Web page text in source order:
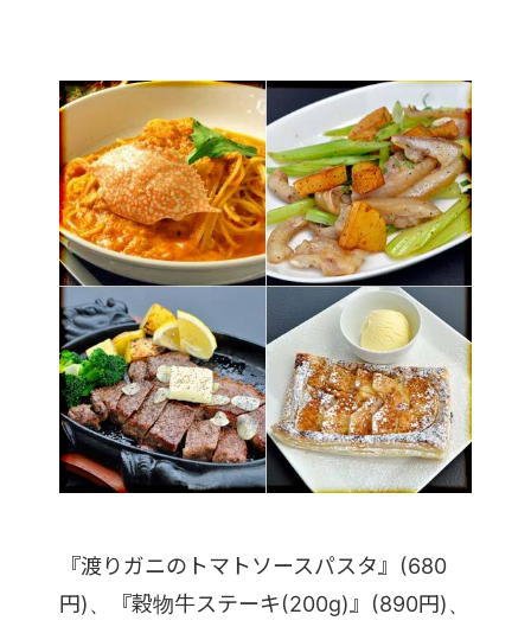
『渡りガニのトマトソースパスタ』(680
円)、『穀物牛ステーキ(200g)』(890円)、